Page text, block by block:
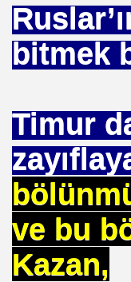
bitmek
Timur
ve bu
Kazan,
BENI
ORUCU NEDIR
BIRINCISI SEÇTI